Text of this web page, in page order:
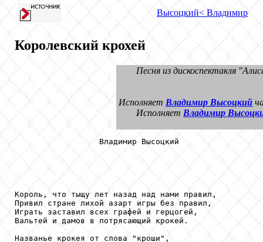
Высоцкий< Владимир
Королевский крохей
Песня из дискоспектакля
Исполняет Владимир Высоцкий
Исполняет Владимир
                  Владимир Высоцкий
Король, что тыщу лет назад над нами правил,
Привил стране лихой азарт игры без правил,
Играть заставил всех графей и герцогей,
Вальтей и дамов в потрясающий крокей.
Названье крокея от слова "кроши",